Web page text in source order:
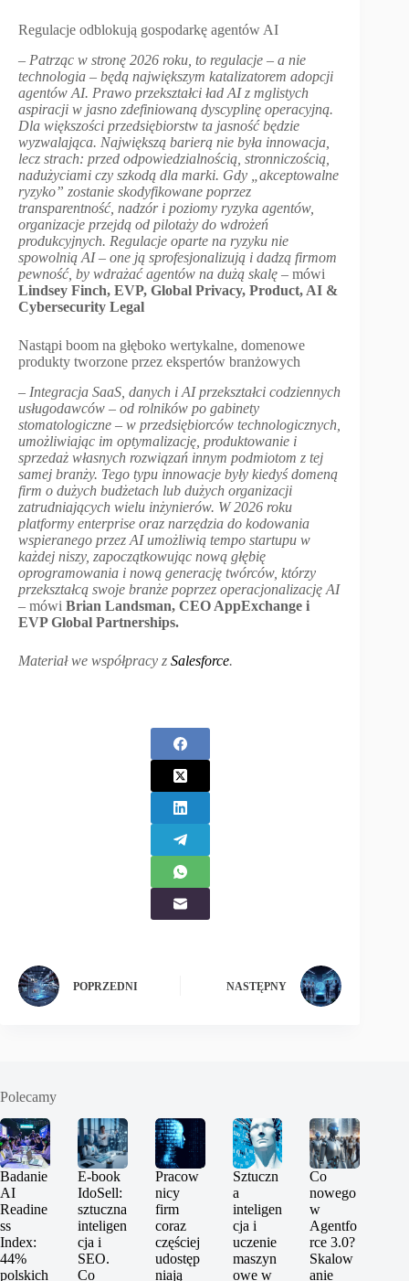
Regulacje odblokują gospodarkę agentów AI
– Patrząc w stronę 2026 roku, to regulacje – a nie
technologia – będą największym katalizatorem adopcji
agentów AI. Prawo przekształci ład AI z mglistych
aspiracji w jasno zdefiniowaną dyscyplinę operacyjną.
Dla większości przedsiębiorstw ta jasność będzie
wyzwalająca. Największą barierą nie była innowacja,
lecz strach: przed odpowiedzialnością, stronniczością,
nadużyciami czy szkodą dla marki. Gdy
akceptowalne
ryzyko” zostanie skodyfikowane poprzez
transparentność, nadzór i poziomy ryzyka agentów,
organizacje przejdą od pilotaży do wdrożeń
produkcyjnych. Regulacje oparte na ryzyku nie
spowolnią AI – one ją sprofesjonalizują i dadzą firmom
pewność, by wdrażać agentów na dużą skalę – mówi
Lindsey Finch, EVP, Global Privacy, Product, AI &
Cybersecurity Legal
Nastąpi boom na głęboko wertykalne, domenowe
produkty tworzone przez ekspertów branżowych
– Integracja SaaS, danych i AI przekształci codziennych
usługodawców – od rolników po gabinety
stomatologiczne – w przedsiębiorców technologicznych,
umożliwiając im optymalizację, produktowanie i
sprzedaż własnych rozwiązań innym podmiotom z tej
samej branży. Tego typu innowacje były kiedyś domeną
firm o dużych budżetach lub dużych organizacji
zatrudniających wielu inżynierów. W 2026 roku
platformy enterprise oraz narzędzia do kodowania
wspieranego przez AI umożliwią tempo startupu w
każdej niszy, zapoczątkowując nową głębię
oprogramowania i nową generację twórców, którzy
przekształcą swoje branże poprzez operacjonalizację AI
– mówi Brian Landsman, CEO AppExchange i
EVP Global Partnerships.
Materiał we współpracy z Salesforce.
POPRZEDNI NASTĘPNY
Polecamy
Badanie
AI
Readine
ss
Index:
44%
polskich
E-book
IdoSell:
sztuczna
inteligen
cja i
SEO.
Co
Pracow
nicy
firm
coraz
częściej
udostęp
niają
Sztuczn
a
inteligen
cja i
uczenie
maszyn
owe w
Co
nowego
w
Agentfo
rce 3.0?
Skalow
anie